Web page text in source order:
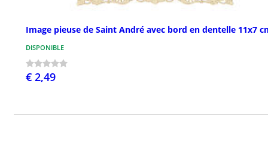
Image pieuse de Saint André avec bord en dentelle 11x7
DISPONIBLE
€ 2,49